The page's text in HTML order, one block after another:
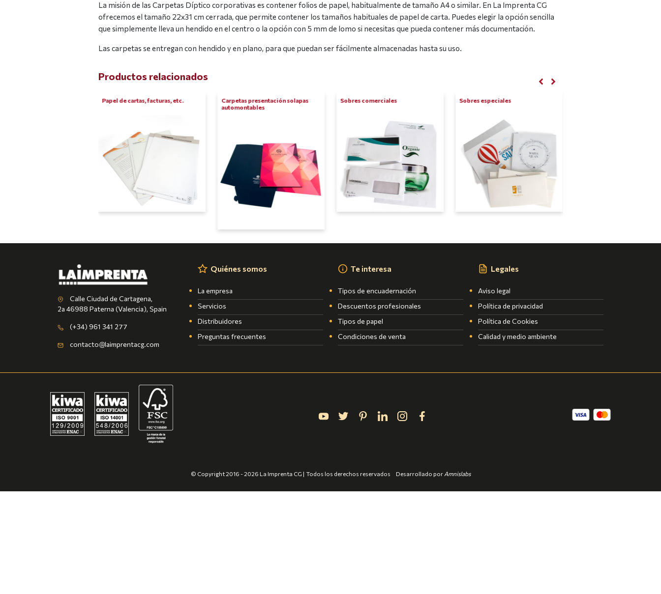
La misión de las Carpetas Díptico corporativas es contener folios de papel, habitualmente de tamaño A4 o similar. En La Imprenta CG
ofrecemos el tamaño 22x31 cm cerrada, que permite contener los tamaños habituales de papel de carta. Puedes elegir la opción sencilla
que simplemente lleva un hendido en el centro o la opción con 5 mm de lomo si necesitas que pueda contener más documentación.
Las carpetas se entregan con hendido y en plano, para que puedan ser fácilmente almacenadas hasta su uso.
Productos relacionados
Papel de cartas, facturas, etc.
Carpetas presentación solapas
automontables
Sobres comerciales Sobres especiales
Calle Ciudad de Cartagena,
2a 46988 Paterna (Valencia), Spain
(+34) 961 341 277
contacto@laimprentacg.com
Quiénes somos
La empresa
Servicios
Distribuidores
Preguntas frecuentes
Te interesa
Tipos de encuadernación
Descuentos profesionales
Tipos de papel
Condiciones de venta
Legales
Aviso legal
Política de privacidad
Política de Cookies
Calidad y medio ambiente
© Copyright 2016 - 2026 La Imprenta CG | Todos los derechos reservados Desarrollado por Amnislabs